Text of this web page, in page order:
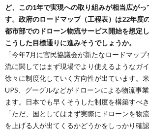
ど、この1年で実現への取り組みが相当広がっ
す。政府のロードマップ（工程表）は22年度
都市部でのドローン物流サービス開始を想定
こうした目標通りに進みそうでしょうか。
「今年7月に官民協議会が新たなロードマッ
流に関してはまず現場でより使えるようなガ
徐々に制度化していく方向性が出ています。
UPS、グーグルなどがドローンによる物流事
ます。日本でも早くそうした制度を構築すべ
「ただ、国としてはまず実際にドローンを物
を上げる人が出てくるかどうかをしっかり確